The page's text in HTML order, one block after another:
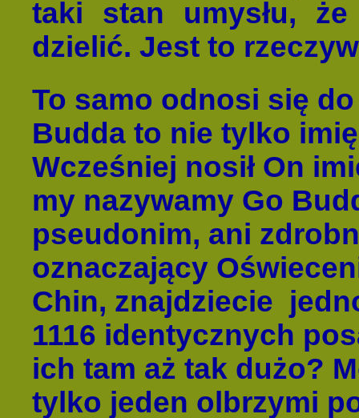
taki stan umysłu,
dzielić. Jest to
To samo odnosi się
Budda to nie tylko
Wcześniej nosił On
my nazywamy Go
pseudonim, ani
oznaczający
Chin, znajdziecie
1116 identycznych
ich tam aż tak dużo?
tylko jeden olbrzymi